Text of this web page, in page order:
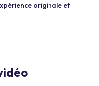
originale et